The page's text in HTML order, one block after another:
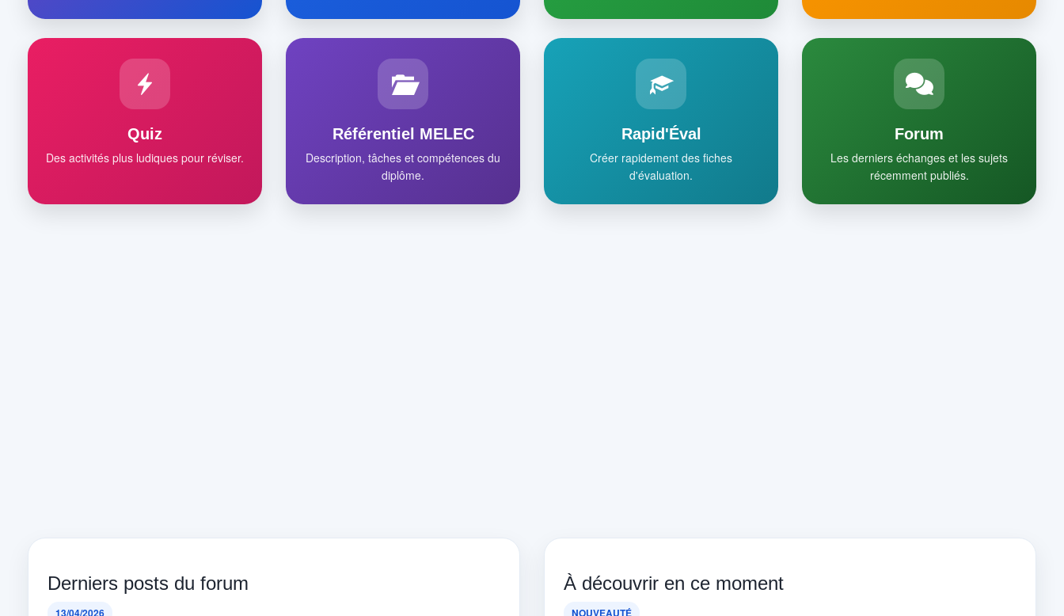
Quiz
Des activités plus ludiques pour réviser.
Référentiel MELEC
Description, tâches et compétences du
diplôme.
Rapid'Éval
Créer rapidement des fiches
d'évaluation.
Forum
Les derniers échanges et les sujets
récemment publiés.
Derniers posts du forum
13/04/2026
À découvrir en ce moment
NOUVEAUTÉ